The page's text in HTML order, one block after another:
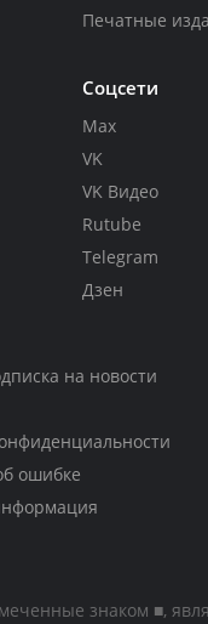
Печатные
Соцсети
Max
VK
VK Видео
Rutube
Telegram
Дзен
на новости
ошибке
знаком ■,